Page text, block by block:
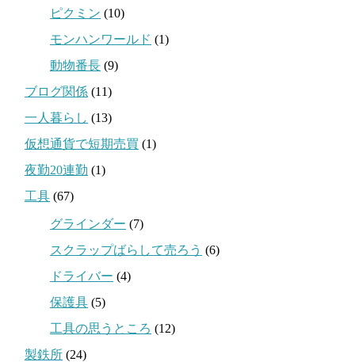
ピクミン (10)
モンハンワールド (1)
動物番長 (9)
ブログ関係 (11)
一人暮らし (13)
仮想通貨で短期売買 (1)
夜勤20連勤 (1)
工具 (67)
グラインダー (7)
スクラップばらして売ろう (6)
ドライバー (4)
保護具 (5)
工具の思うところ (12)
製鉄所 (24)